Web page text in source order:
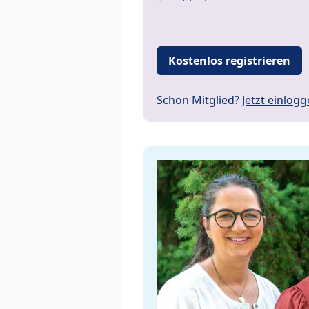
Kostenlos registrieren
Schon Mitglied? Jetzt